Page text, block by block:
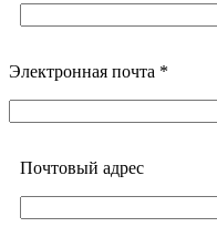
Электронная почта *
Почтовый адреc